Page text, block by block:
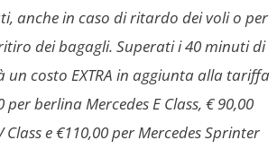
anche in caso di ritardo dei voli o per
dei bagagli. Superati i 40 minuti di
un costo EXTRA in aggiunta alla tariffa
berlina Mercedes E Class, € 90,00
Class e €110,00 per Mercedes Sprinter